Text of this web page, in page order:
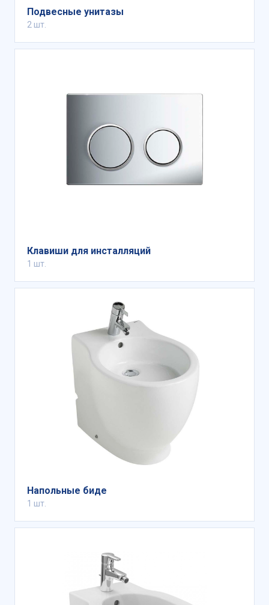
Подвесные унитазы
2 шт.
Клавиши для инсталляций
1 шт.
Напольные биде
1 шт.